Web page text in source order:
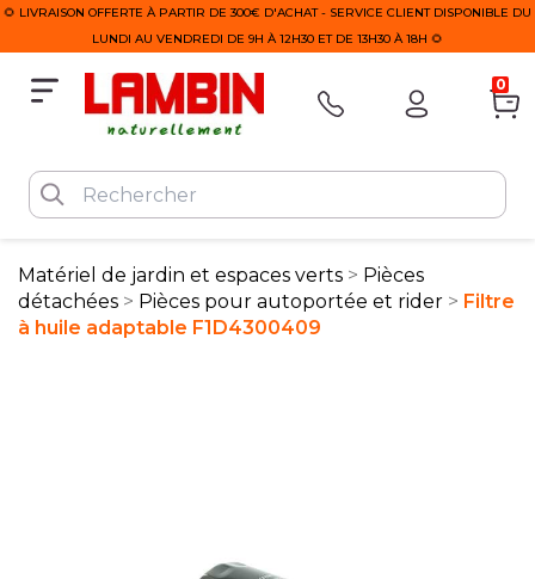
🌻 LIVRAISON OFFERTE À PARTIR DE 300€ D'ACHAT - SERVICE CLIENT DISPONIBLE DU
LUNDI AU VENDREDI DE 9H À 12H30 ET DE 13H30 À 18H 🌻
0
Matériel de jardin et espaces verts
Pièces
détachées
Pièces pour autoportée et rider
Filtre
à huile adaptable F1D4300409